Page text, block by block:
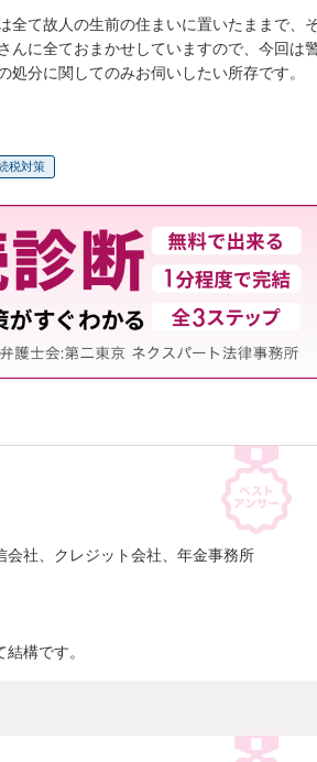
て故人の生前の住まいに置いたままで、
んに全ておまかせしていますので、今回は
分に関してのみお伺いしたい所存です。
税対策
社、クレジット会社、年金事務所
構です。